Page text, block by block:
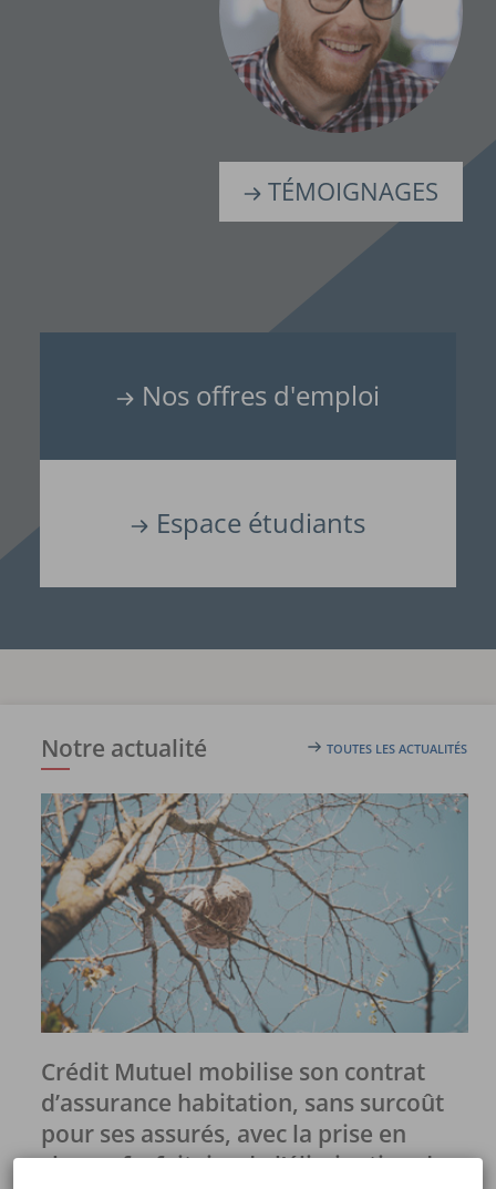
Témoignages
TÉMOIGNAGES
Nos offres d'emploi
Espace étudiants
Notre actualité TOUTES LES ACTUALITÉS
Lire le Communiqué de presse sur la prise en charge
Crédit Mutuel mobilise son contrat
d’assurance habitation, sans surcoût
pour ses assurés, avec la prise en
charge forfaitaire de l’élimination des